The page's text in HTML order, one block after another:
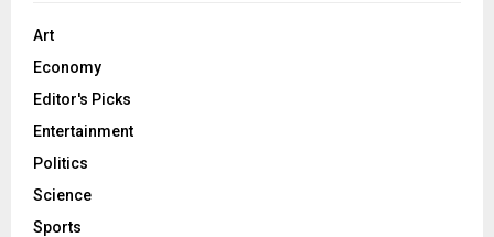
Art
Economy
Editor's Picks
Entertainment
Politics
Science
Sports